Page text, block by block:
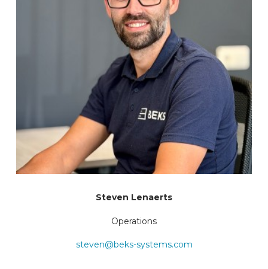
Steven Lenaerts
Operations
steven@beks-systems.com